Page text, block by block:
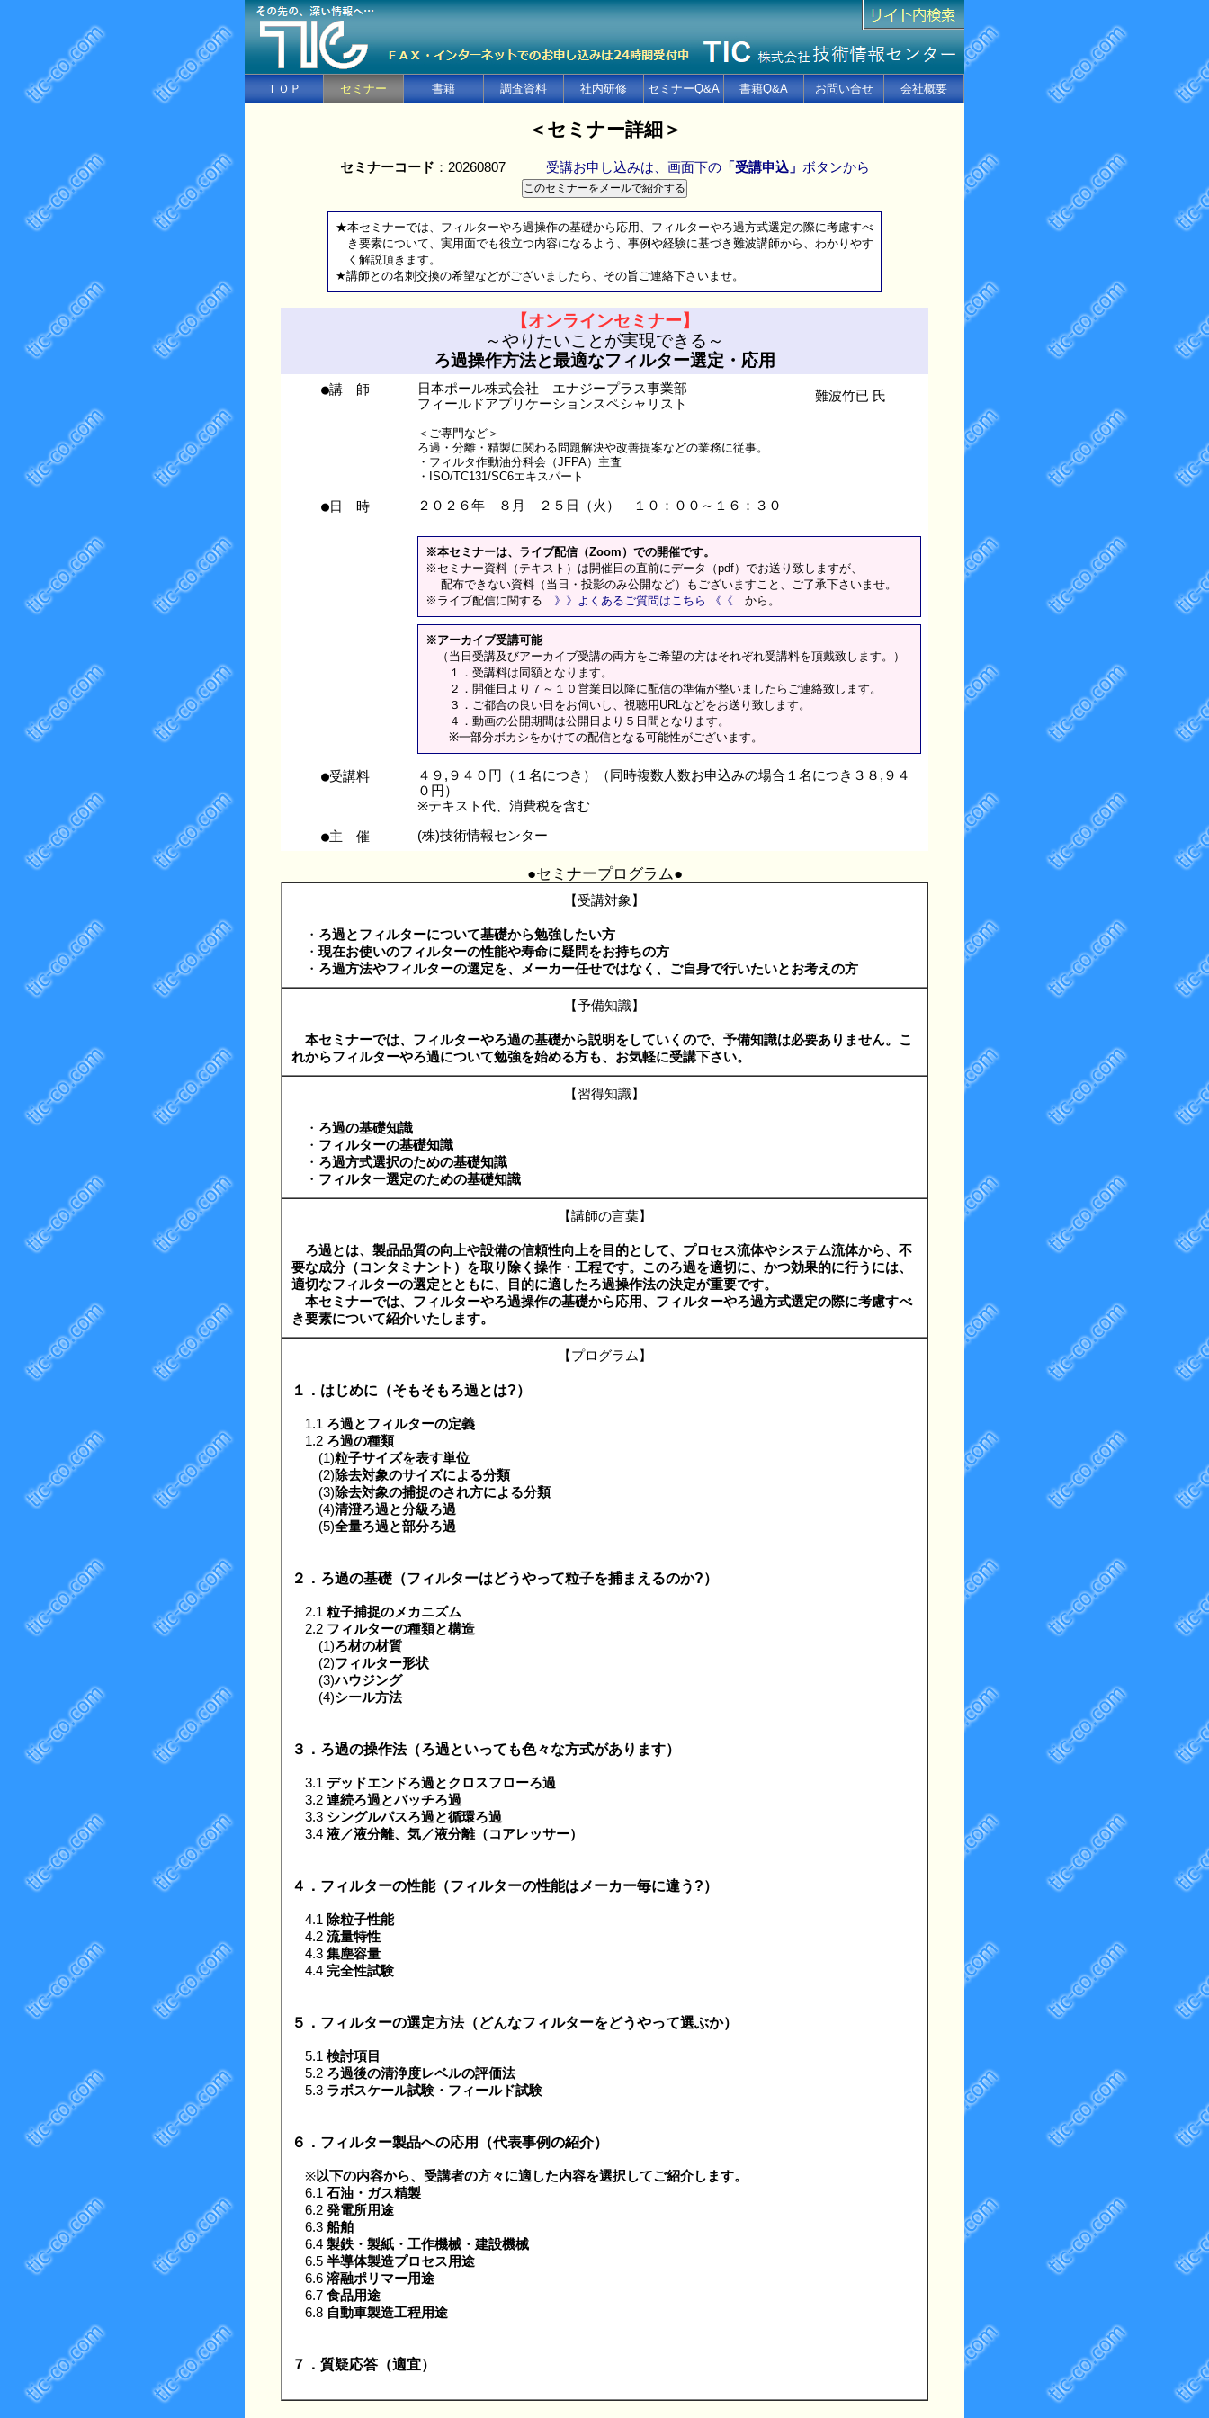
ＴＯＰ セミナー 書籍 調査資料 社内研修 セミナーQ&A 書籍Q&A お問い合せ 会社概要
＜セミナー詳細＞
セミナーコード ：20260807 受講お申し込みは、画面下の「受講申込」 ボタンから
★本セミナーでは、フィルターやろ過操作の基礎から応用、フィルターやろ過方式選定の際に考慮すべ
き要素について、実用面でも役立つ内容になるよう、事例や経験に基づき難波講師から、わかりやす
く解説頂きます。
★講師との名刺交換の希望などがございましたら、その旨ご連絡下さいませ。
【オンラインセミナー】
～やりたいことが実現できる～
ろ過操作方法と最適なフィルター選定・応用
●講 師
日本ポール株式会社 エナジープラス事業部
フィールドアプリケーションスペシャリスト
難波竹已 氏
＜ご専門など＞
ろ過・分離・精製に関わる問題解決や改善提案などの業務に従事。
・フィルタ作動油分科会（JFPA）主査
・ISO/TC131/SC6エキスパート
●日 時 ２０２６年 ８月 ２５日（火） １０：００～１６：３０
※本セミナーは、ライブ配信（Zoom）での開催です。
※セミナー資料（テキスト）は開催日の直前にデータ（pdf）でお送り致しますが、
配布できない資料（当日・投影のみ公開など）もございますこと、ご了承下さいませ。
※ライブ配信に関する 》》よくあるご質問はこちら 《《 から。
※アーカイブ受講可能
（当日受講及びアーカイブ受講の両方をご希望の方はそれぞれ受講料を頂戴致します。）
１．受講料は同額となります。
２．開催日より７～１０営業日以降に配信の準備が整いましたらご連絡致します。
３．ご都合の良い日をお伺いし、視聴用URLなどをお送り致します。
４．動画の公開期間は公開日より５日間となります。
※一部分ボカシをかけての配信となる可能性がございます。
●受講料
４９,９４０円（１名につき）（同時複数人数お申込みの場合１名につき３８,９４
０円）
※テキスト代、消費税を含む
●主 催 (株)技術情報センター
●セミナープログラム●
【受講対象】
・ ろ過とフィルターについて基礎から勉強したい方
・ 現在お使いのフィルターの性能や寿命に疑問をお持ちの方
・ ろ過方法やフィルターの選定を、メーカー任せではなく、ご自身で行いたいとお考えの方
【予備知識】
本セミナーでは、フィルターやろ過の基礎から説明をしていくので、予備知識は必要ありません。こ
れからフィルターやろ過について勉強を始める方も、お気軽に受講下さい。
【習得知識】
・ ろ過の基礎知識
・ フィルターの基礎知識
・ ろ過方式選択のための基礎知識
・ フィルター選定のための基礎知識
【講師の言葉】
ろ過とは、製品品質の向上や設備の信頼性向上を目的として、プロセス流体やシステム流体から、不
要な成分（コンタミナント）を取り除く操作・工程です。このろ過を適切に、かつ効果的に行うには、
適切なフィルターの選定とともに、目的に適したろ過操作法の決定が重要です。
本セミナーでは、フィルターやろ過操作の基礎から応用、フィルターやろ過方式選定の際に考慮すべ
き要素について紹介いたします。
【プログラム】
１．はじめに（そもそもろ過とは?）
1.1 ろ過とフィルターの定義
1.2 ろ過の種類
(1)粒子サイズを表す単位
(2)除去対象のサイズによる分類
(3)除去対象の捕捉のされ方による分類
(4)清澄ろ過と分級ろ過
(5)全量ろ過と部分ろ過
２．ろ過の基礎（フィルターはどうやって粒子を捕まえるのか?）
2.1 粒子捕捉のメカニズム
2.2 フィルターの種類と構造
(1)ろ材の材質
(2)フィルター形状
(3)ハウジング
(4)シール方法
３．ろ過の操作法（ろ過といっても色々な方式があります）
3.1 デッドエンドろ過とクロスフローろ過
3.2 連続ろ過とバッチろ過
3.3 シングルパスろ過と循環ろ過
3.4 液／液分離、気／液分離（コアレッサー）
４．フィルターの性能（フィルターの性能はメーカー毎に違う?）
4.1 除粒子性能
4.2 流量特性
4.3 集塵容量
4.4 完全性試験
５．フィルターの選定方法（どんなフィルターをどうやって選ぶか）
5.1 検討項目
5.2 ろ過後の清浄度レベルの評価法
5.3 ラボスケール試験・フィールド試験
６．フィルター製品への応用（代表事例の紹介）
※以下の内容から、受講者の方々に適した内容を選択してご紹介します。
6.1 石油・ガス精製
6.2 発電所用途
6.3 船舶
6.4 製鉄・製紙・工作機械・建設機械
6.5 半導体製造プロセス用途
6.6 溶融ポリマー用途
6.7 食品用途
6.8 自動車製造工程用途
７．質疑応答（適宜）